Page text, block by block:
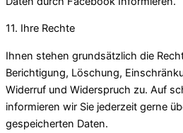
11. Ihre Rechte
Ihnen stehen grundsätzlich die
Berichtigung, Löschung,
Widerruf und Widerspruch zu. Auf
informieren wir Sie jederzeit gerne
gespeicherten Daten.